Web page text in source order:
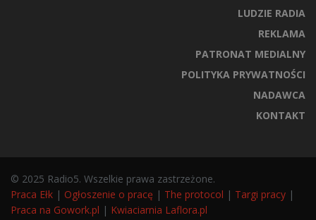
LUDZIE RADIA
REKLAMA
PATRONAT MEDIALNY
POLITYKA PRYWATNOŚCI
NADAWCA
KONTAKT
© 2025 Radio5. Wszelkie prawa zastrzeżone.
Praca Ełk | Ogłoszenie o pracę | The protocol | Targi pracy |
Praca na Gowork.pl | Kwiaciarnia Laflora.pl